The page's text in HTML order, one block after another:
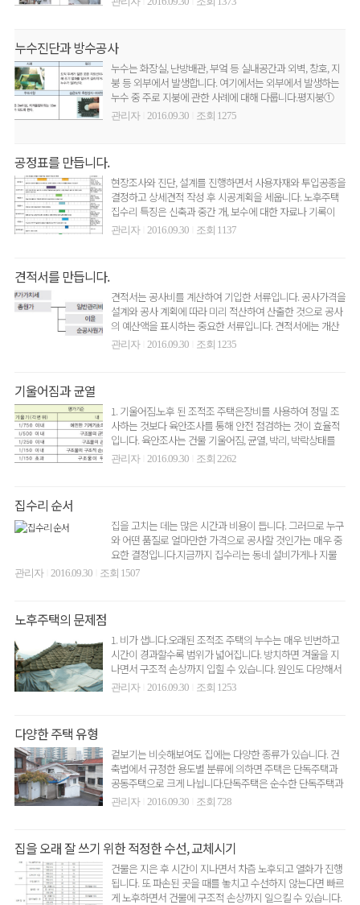
누수진단과 방수공사
누수는 화장실, 난방배관, 부엌 등 실내공간과 외벽, 창호, 지
붕 등 외부에서 발생합니다. 여기에서는 외부에서 발생하는
누수 중 주로 지붕에 관한 사례에 대해 다룹니다.평지붕①
현..
관리자 2016.09.30 조회 1275
공정표를 만듭니다.
현장조사와 진단, 설계를 진행하면서 사용자재와 투입공종을
결정하고 상세견적 작성 후 시공계획을 세웁니다. 노후주택
집수리 특징은 신축과 중간 개, 보수에 대한 자료나 기록이
없는 ..
관리자 2016.09.30 조회 1137
견적서를 만듭니다.
견적서는 공사비를 계산하여 기입한 서류입니다. 공사가격을
설계와 공사 계획에 따라 미리 적산하여 산출한 것으로 공사
의 예산액을 표시하는 중요한 서류입니다. 견적서에는 개산
견적과 ..
관리자 2016.09.30 조회 1235
기울어짐과 균열
1. 기울어짐.노후 된 조적조 주택은장비를 사용하여 정밀 조
사하는 것보다 육안조사를 통해 안전 점검하는 것이 효율적
입니다. 육안조사는 건물 기울어짐, 균열, 박리, 박락상태를
통해..
관리자 2016.09.30 조회 2262
집수리 순서
집을 고치는 데는 많은 시간과 비용이 듭니다. 그러므로 누구
와 어떤 품질로 얼마만한 가격으로 공사할 것인가는 매우 중
요한 결정입니다.지금까지 집수리는 동네 설비가게나 지물
포, 소규..
관리자 2016.09.30 조회 1507
노후주택의 문제점
1. 비가 샙니다.오래된 조적조 주택의 누수는 매우 빈번하고
시간이 경과할수록 범위가 넓어집니다. 방치하면 겨울을 지
나면서 구조적 손상까지 입힐 수 있습니다. 원인도 다양해서
지반..
관리자 2016.09.30 조회 1253
다양한 주택 유형
겉보기는 비슷해보여도 집에는 다양한 종류가 있습니다. 건
축법에서 규정한 용도별 분류에 의하면 주택은 단독주택과
공동주택으로 크게 나뉩니다.단독주택은 순수한 단독주택과
다가구주택 등..
관리자 2016.09.30 조회 728
집을 오래 잘 쓰기 위한 적정한 수선, 교체시기
건물은 지은 후 시간이 지나면서 차츰 노후되고 열화가 진행
됩니다. 또 파손된 곳을 때를 놓치고 수선하지 않는다면 빠르
게 노후하면서 건물에 구조적 손상까지 일으킬 수 있습니다.